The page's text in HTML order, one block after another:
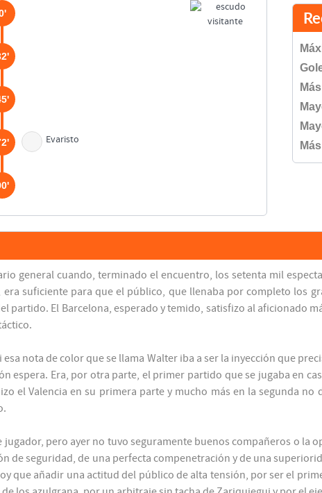
Evaristo
general cuando, terminado el encuentro, los setenta mil
suficiente para que el público, que llenaba por completo los
partido. El Barcelona, esperado y temido, satisfizo al aficionado
nota de color que se llama Walter iba a ser la inyección que
espera. Era, por otra parte, el primer partido que se jugaba en
el Valencia en su primera parte y mucho más en la segunda
jugador, pero ayer no tuvo seguramente buenos compañeros o la
de seguridad, de una perfecta compenetración y de una
que añadir una actitud del público de alta tensión, por ser el